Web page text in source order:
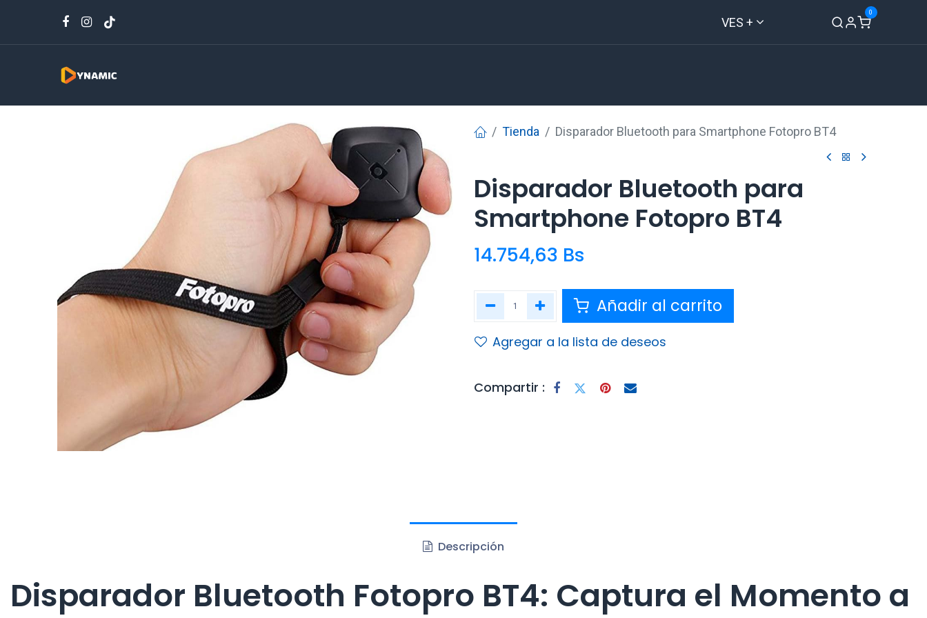
VES +
0
Tienda Disparador Bluetooth para Smartphone Fotopro BT4
Disparador Bluetooth para
Smartphone Fotopro BT4
14.754,63 Bs
Añadir al carrito
Agregar a la lista de deseos
Compartir :
Descripción
Disparador Bluetooth Fotopro BT4: Captura el Momento a